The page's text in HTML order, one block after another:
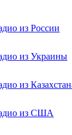
из России
из Украины
из
из США